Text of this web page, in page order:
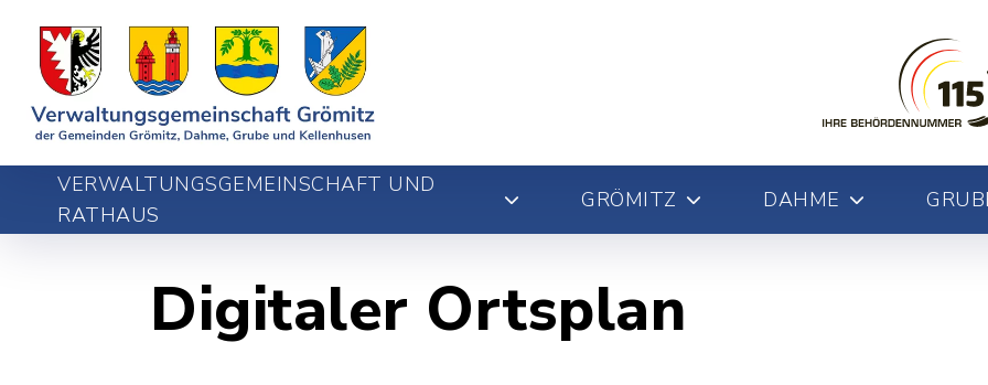
VERWALTUNGSGEMEINSCHAFT UND
RATHAUS
GRÖMITZ DAHME
Digitaler Ortsplan